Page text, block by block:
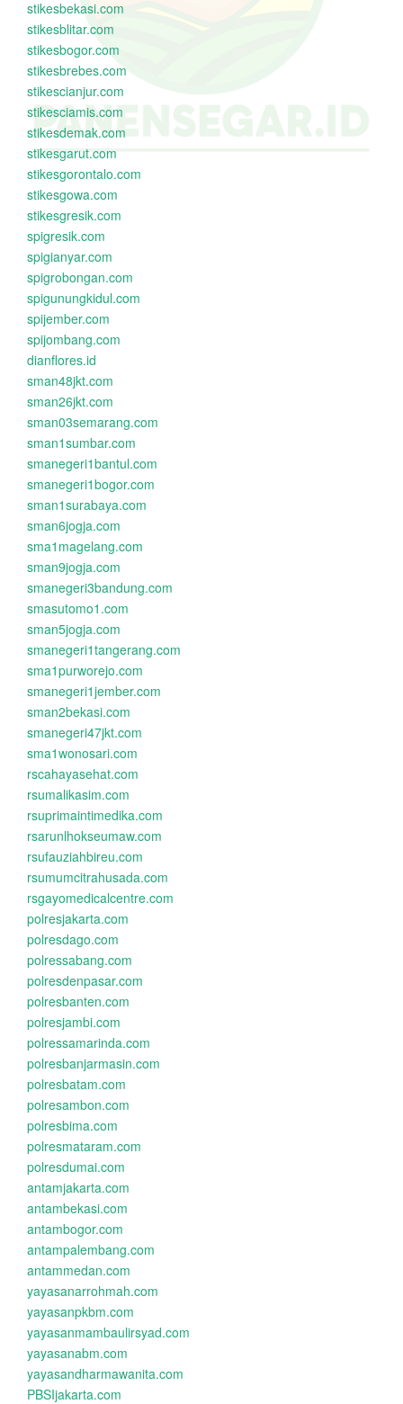
stikesbekasi.com
stikesblitar.com
stikesbogor.com
stikesbrebes.com
stikescianjur.com
stikesciamis.com
stikesdemak.com
stikesgarut.com
stikesgorontalo.com
stikesgowa.com
stikesgresik.com
spigresik.com
spigianyar.com
spigrobongan.com
spigunungkidul.com
spijember.com
spijombang.com
dianflores.id
sman48jkt.com
sman26jkt.com
sman03semarang.com
sman1sumbar.com
smanegeri1bantul.com
smanegeri1bogor.com
sman1surabaya.com
sman6jogja.com
sma1magelang.com
sman9jogja.com
smanegeri3bandung.com
smasutomo1.com
sman5jogja.com
smanegeri1tangerang.com
sma1purworejo.com
smanegeri1jember.com
sman2bekasi.com
smanegeri47jkt.com
sma1wonosari.com
rscahayasehat.com
rsumalikasim.com
rsuprimaintimedika.com
rsarunlhokseumaw.com
rsufauziahbireu.com
rsumumcitrahusada.com
rsgayomedicalcentre.com
polresjakarta.com
polresdago.com
polressabang.com
polresdenpasar.com
polresbanten.com
polresjambi.com
polressamarinda.com
polresbanjarmasin.com
polresbatam.com
polresambon.com
polresbima.com
polresmataram.com
polresdumai.com
antamjakarta.com
antambekasi.com
antambogor.com
antampalembang.com
antammedan.com
yayasanarrohmah.com
yayasanpkbm.com
yayasanmambaulirsyad.com
yayasanabm.com
yayasandharmawanita.com
PBSIjakarta.com